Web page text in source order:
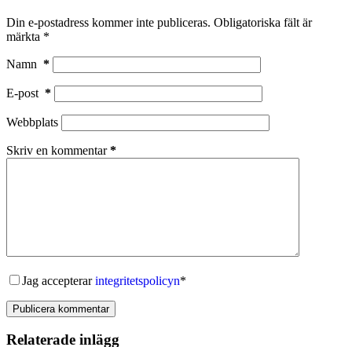
Din e-postadress kommer inte publiceras. Obligatoriska fält är
märkta *
Namn *
E-post *
Webbplats
Skriv en kommentar*
Jag accepterarintegritetspolicyn*
Publicera kommentar
Relaterade inlägg